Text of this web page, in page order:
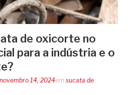
de oxicorte no
para a indústria e o
novembro 14, 2024em sucata de